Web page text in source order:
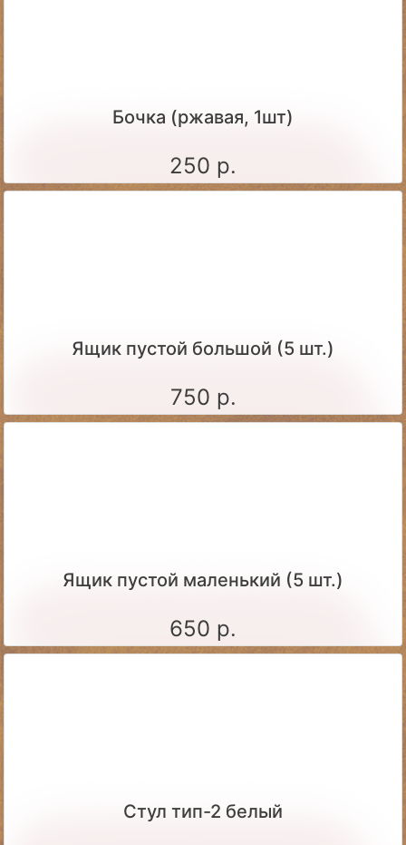
Бочка (ржавая, 1шт)
250 р.
Ящик пустой большой (5 шт.)
750 р.
Ящик пустой маленький (5 шт.)
650 р.
Стул тип-2 белый